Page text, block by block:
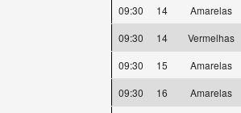
09:30
14 Amarelas
09:30
14 Vermelhas
09:30
15 Amarelas
09:30
16 Amarelas